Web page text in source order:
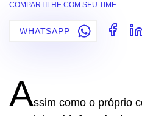
COMPARTILHE COM SEU TIME
WHATSAPP
Assim como o próprio